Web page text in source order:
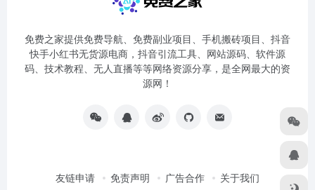
免费之家提供免费导航、免费副业项目、手机搬砖项目、抖音
快手小红书无货源电商，抖音引流工具、网站源码、软件源
码、技术教程、无人直播等等网络资源分享，是全网最大的资
源网！
友链申请 免责声明 广告合作 关于我们